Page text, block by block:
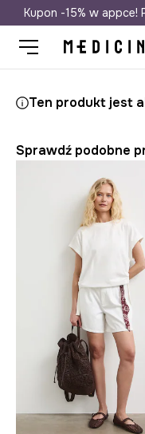
Kupon -15% w appce!
Ten produkt jest
Sprawdź podobne